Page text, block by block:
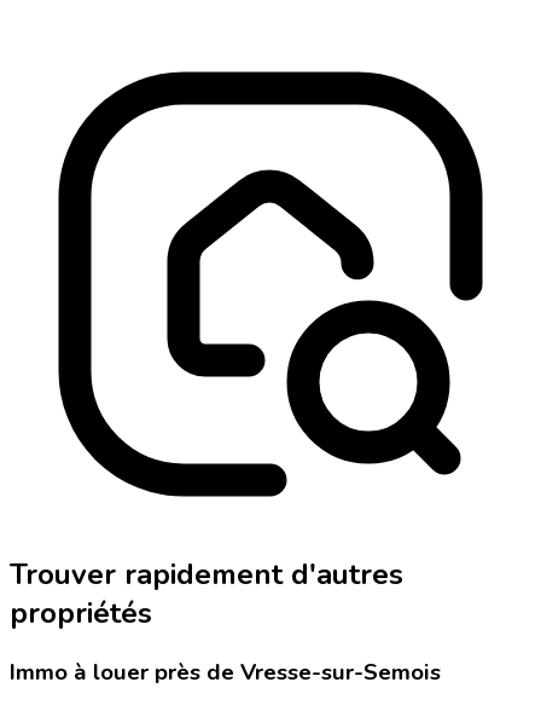
Trouver rapidement d'autres
propriétés
Immo à louer près de Vresse-sur-Semois